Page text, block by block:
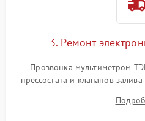
3. Ремонт
Прозвонка мультиметром
прессостата и клапанов
Восстановление